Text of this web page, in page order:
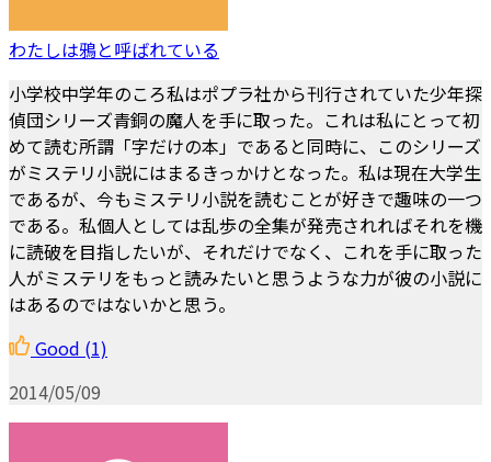
わたしは鴉と呼ばれている
小学校中学年のころ私はポプラ社から刊行されていた少年探
偵団シリーズ青銅の魔人を手に取った。これは私にとって初
めて読む所謂「字だけの本」であると同時に、このシリーズ
がミステリ小説にはまるきっかけとなった。私は現在大学生
であるが、今もミステリ小説を読むことが好きで趣味の一つ
である。私個人としては乱歩の全集が発売されればそれを機
に読破を目指したいが、それだけでなく、これを手に取った
人がミステリをもっと読みたいと思うような力が彼の小説に
はあるのではないかと思う。
Good (1)
2014/05/09